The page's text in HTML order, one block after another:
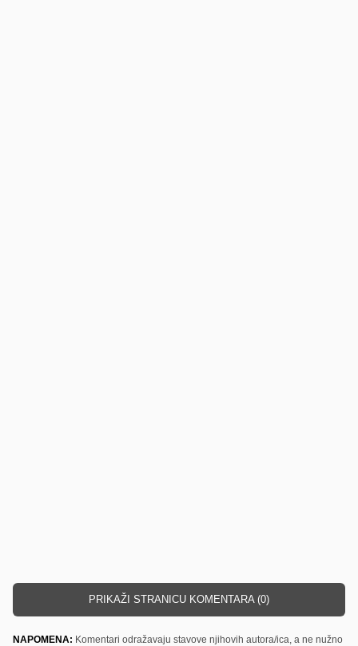
PRIKAŽI STRANICU KOMENTARA (0)
NAPOMENA: Komentari odražavaju stavove njihovih autora/ica, a ne nužno